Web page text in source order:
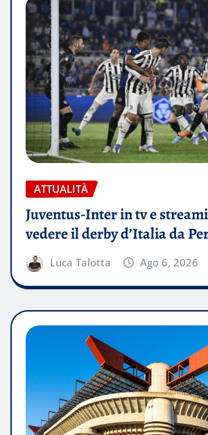
ATTUALITÀ
Juventus-Inter in tv e
vedere il derby d’Italia da
Luca Talotta Ago 6, 2026